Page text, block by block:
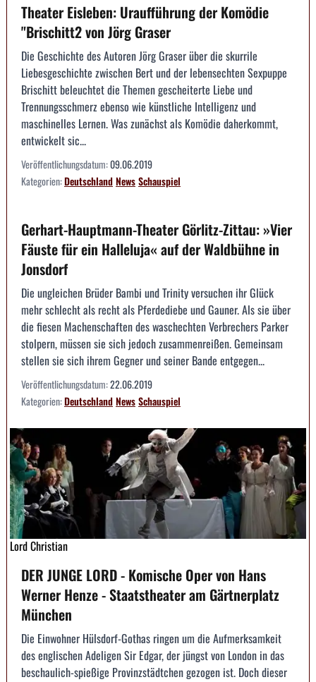
Theater Eisleben: Uraufführung der Komödie
"Brischitt2 von Jörg Graser
Die Geschichte des Autoren Jörg Graser über die skurrile
Liebesgeschichte zwischen Bert und der lebensechten Sexpuppe
Brischitt beleuchtet die Themen gescheiterte Liebe und
Trennungsschmerz ebenso wie künstliche Intelligenz und
maschinelles Lernen. Was zunächst als Komödie daherkommt,
entwickelt sic...
Veröffentlichungsdatum:09.06.2019
Kategorien:DeutschlandNewsSchauspiel
Gerhart-Hauptmann-Theater Görlitz-Zittau: »Vier
Fäuste für ein Halleluja« auf der Waldbühne in
Jonsdorf
Die ungleichen Brüder Bambi und Trinity versuchen ihr Glück
mehr schlecht als recht als Pferdediebe und Gauner. Als sie über
die fiesen Machenschaften des waschechten Verbrechers Parker
stolpern, müssen sie sich jedoch zusammenreißen. Gemeinsam
stellen sie sich ihrem Gegner und seiner Bande entgegen...
Veröffentlichungsdatum:22.06.2019
Kategorien:DeutschlandNewsSchauspiel
Lord Christian
DER JUNGE LORD - Komische Oper von Hans
Werner Henze - Staatstheater am Gärtnerplatz
München
Die Einwohner Hülsdorf-Gothas ringen um die Aufmerksamkeit
des englischen Adeligen Sir Edgar, der jüngst von London in das
beschaulich-spießige Provinzstädtchen gezogen ist. Doch dieser